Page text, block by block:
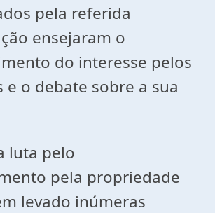
pela referida
ensejaram o
do interesse pelos
o debate sobre a sua
luta pelo
pela propriedade
levado inúmeras